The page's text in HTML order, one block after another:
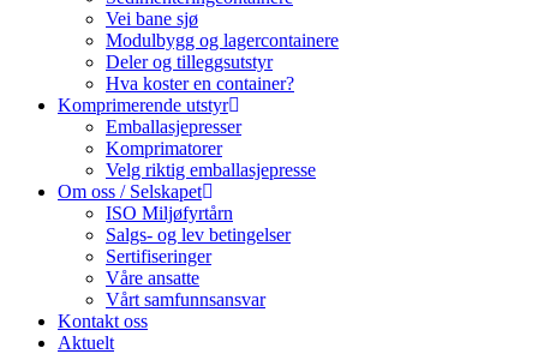
Vei bane sjø
Modulbygg og lagercontainere
Deler og tilleggsutstyr
Hva koster en container?
Komprimerende utstyr
Emballasjepresser
Komprimatorer
Velg riktig emballasjepresse
Om oss / Selskapet
ISO Miljøfyrtårn
Salgs- og lev betingelser
Sertifiseringer
Våre ansatte
Vårt samfunnsansvar
Kontakt oss
Aktuelt